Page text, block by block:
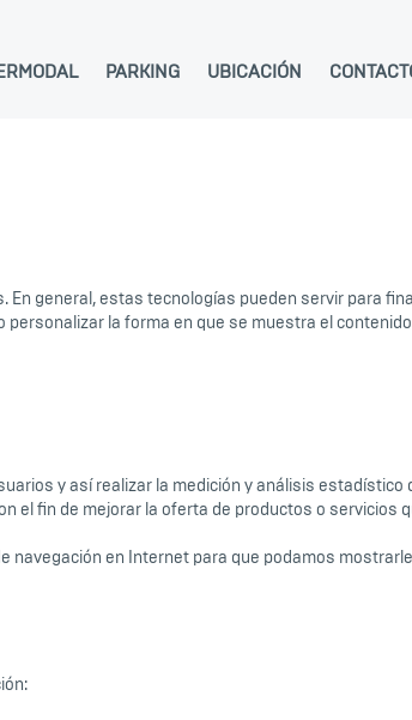
PARKING UBICACIÓN
general, estas tecnologías pueden servir para
la forma en que se muestra el
y así realizar la medición y análisis estadístico
el fin de mejorar la oferta de productos o servicios
en Internet para que podamos